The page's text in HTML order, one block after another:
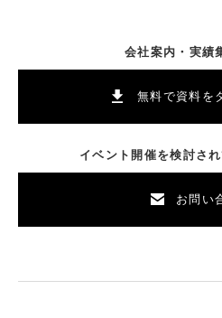
会社案内・実績
無料で資料を
イベント開催を検討さ
お問い